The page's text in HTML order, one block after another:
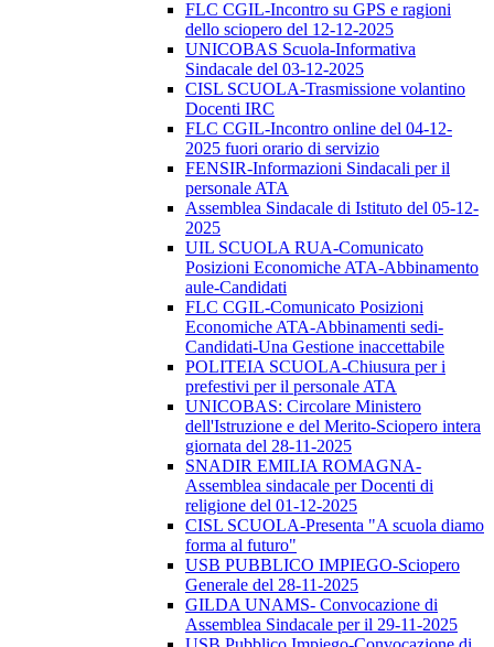
FLC CGIL-Incontro su GPS e ragioni
dello sciopero del 12-12-2025
UNICOBAS Scuola-Informativa
Sindacale del 03-12-2025
CISL SCUOLA-Trasmissione volantino
Docenti IRC
FLC CGIL-Incontro online del 04-12-
2025 fuori orario di servizio
FENSIR-Informazioni Sindacali per il
personale ATA
Assemblea Sindacale di Istituto del 05-12-
2025
UIL SCUOLA RUA-Comunicato
Posizioni Economiche ATA-Abbinamento
aule-Candidati
FLC CGIL-Comunicato Posizioni
Economiche ATA-Abbinamenti sedi-
Candidati-Una Gestione inaccettabile
POLITEIA SCUOLA-Chiusura per i
prefestivi per il personale ATA
UNICOBAS: Circolare Ministero
dell'Istruzione e del Merito-Sciopero intera
giornata del 28-11-2025
SNADIR EMILIA ROMAGNA-
Assemblea sindacale per Docenti di
religione del 01-12-2025
CISL SCUOLA-Presenta "A scuola diamo
forma al futuro"
USB PUBBLICO IMPIEGO-Sciopero
Generale del 28-11-2025
GILDA UNAMS- Convocazione di
Assemblea Sindacale per il 29-11-2025